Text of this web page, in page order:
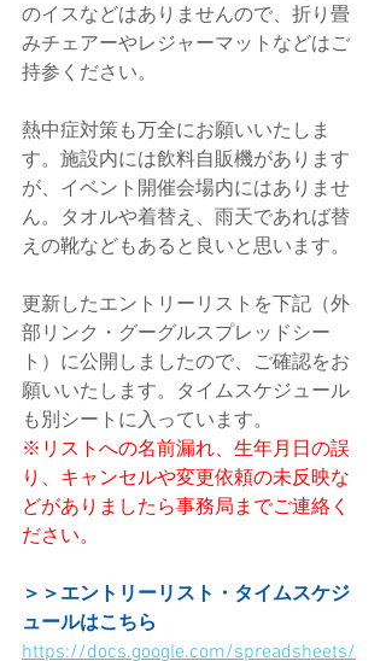
のイスなどはありませんので、折り畳
みチェアーやレジャーマットなどはご
持参ください。
熱中症対策も万全にお願いいたしま
す。施設内には飲料自販機があります
が、イベント開催会場内にはありませ
ん。タオルや着替え、雨天であれば替
えの靴などもあると良いと思います。
更新したエントリーリストを下記（外
部リンク・グーグルスプレッドシー
ト）に公開しましたので、ご確認をお
願いいたします。タイムスケジュール
も別シートに入っています。
※リストへの名前漏れ、生年月日の誤
り、キャンセルや変更依頼の未反映な
どがありましたら事務局までご連絡く
ださい。
＞＞エントリーリスト・タイムスケジ
ュールはこちら
https://docs.google.com/spreadsheets/